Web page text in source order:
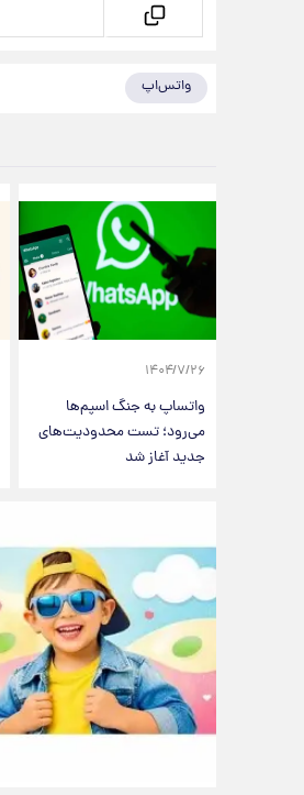
واتس‌اپ
۱۴۰۴/۷/۲۶
واتساپ به جنگ اسپم‌ها
می‌رود؛ تست محدودیت‌های
جدید آغاز شد